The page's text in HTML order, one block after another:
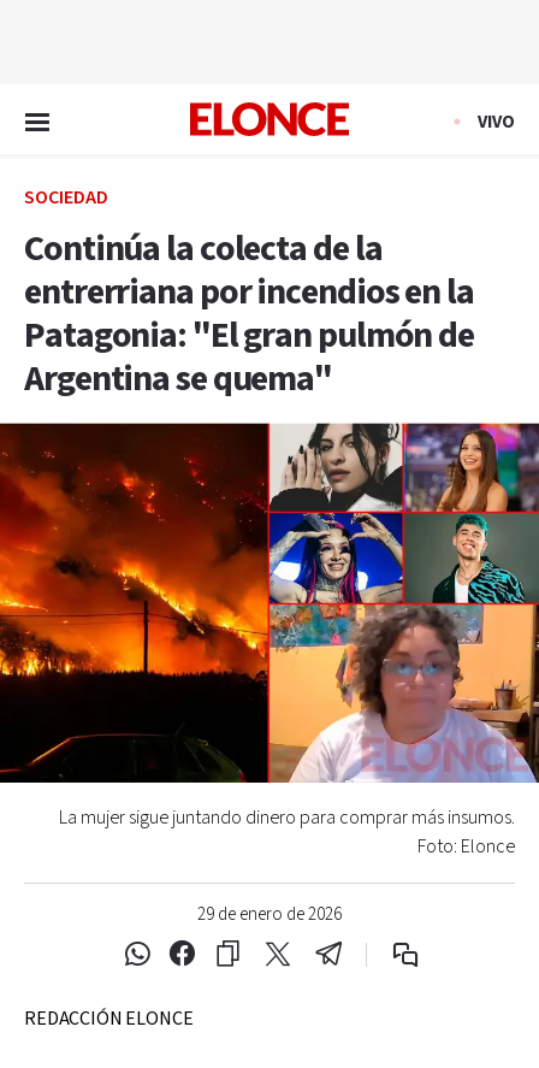
VIVO
SOCIEDAD
Continúa la colecta de la
entrerriana por incendios en la
Patagonia: "El gran pulmón de
Argentina se quema"
29 de enero de 2026
La mujer sigue juntando dinero para comprar más insumos.
Foto: Elonce
REDACCIÓN ELONCE